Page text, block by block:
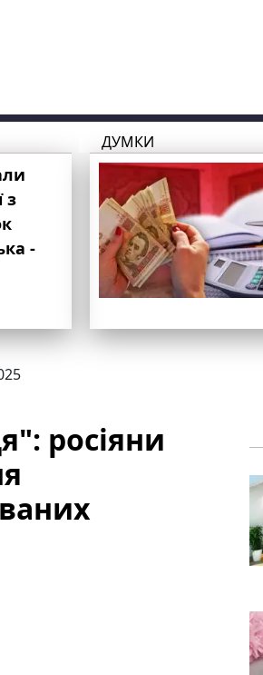
з
-
ДУМКИ
росіяни